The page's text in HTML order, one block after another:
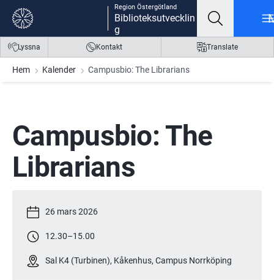
Gå till innehåll
Gå till meny
Gå till sidfot
Region Östergötland
Biblioteksutvecklin
g
Lyssna Kontakt Translate
Hem Kalender Campusbio: The Librarians
Campusbio: The
Librarians
26 mars 2026
12.30–15.00
Sal K4 (Turbinen), Kåkenhus, Campus Norrköping